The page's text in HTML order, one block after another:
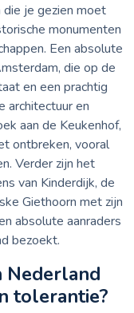
die je gezien moet
monumenten
Een absolute
die op de
en een prachtig
architectuur en
aan de Keukenhof,
ontbreken, vooral
Verder zijn het
van Kinderdijk, de
Giethoorn met zijn
absolute aanraders
bezoekt.
Nederland
tolerantie?